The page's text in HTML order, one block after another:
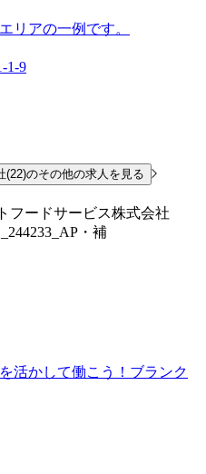
リアの一例です。
1-9
のその他の求人を見る
フードサービス株式会社
・補
活かして働こう！ブランク